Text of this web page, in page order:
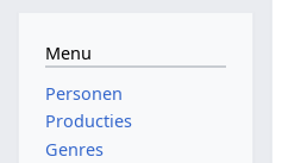
Menu
Personen
Producties
Genres